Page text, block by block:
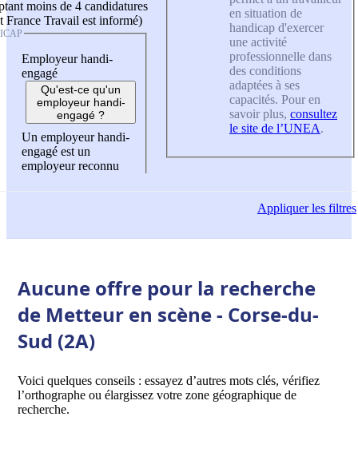
moins de 4 candidatures
France Travail est informé)
Employeur handi-
engagé
Qu'est-ce qu'un
employeur handi-
engagé ?
Un employeur handi-
engagé est un
employeur reconnu
en situation de
handicap d'exercer
une activité
professionnelle dans
des conditions
adaptées à ses
capacités. Pour en
savoir plus, consultez
le site de l’UNEA.
Appliquerles filtres
Aucune offre pour la recherche
de Metteur en scène - Corse-du-
Sud (2A)
Voici quelques conseils : essayez d’autres mots clés, vérifiez
l’orthographe ou élargissez votre zone géographique de
recherche.